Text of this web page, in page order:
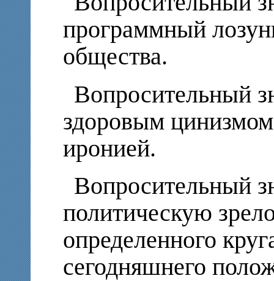
программный
общества.
Вопросительный
здоровым
иронией.
Вопросительный
политическую
определенного
сегодняшнего